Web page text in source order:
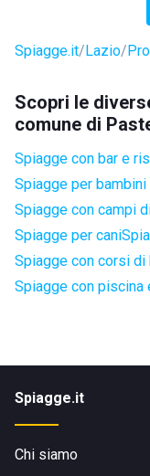
Spiagge.it Lazio
Scopri le
comune di
Spiagge con bar e
Spiagge per bambini
Spiagge con campi
Spiagge per cani
Spiagge con corsi
Spiagge con piscina
Spiagge.it
Chi siamo